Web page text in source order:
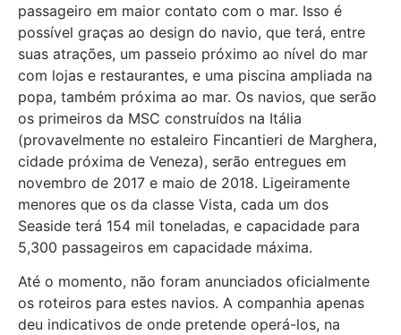
passageiro em maior contato com o mar. Isso é
possível graças ao design do navio, que terá, entre
suas atrações, um passeio próximo ao nível do mar
com lojas e restaurantes, e uma piscina ampliada na
popa, também próxima ao mar. Os navios, que serão
os primeiros da MSC construídos na Itália
(provavelmente no estaleiro Fincantieri de Marghera,
cidade próxima de Veneza), serão entregues em
novembro de 2017 e maio de 2018. Ligeiramente
menores que os da classe Vista, cada um dos
Seaside terá 154 mil toneladas, e capacidade para
5,300 passageiros em capacidade máxima.
Até o momento, não foram anunciados oficialmente
os roteiros para estes navios. A companhia apenas
deu indicativos de onde pretende operá-los, na